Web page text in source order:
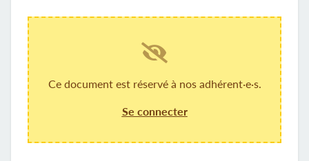
Ce document est réservé à nos adhérent·e·s.
Se connecter